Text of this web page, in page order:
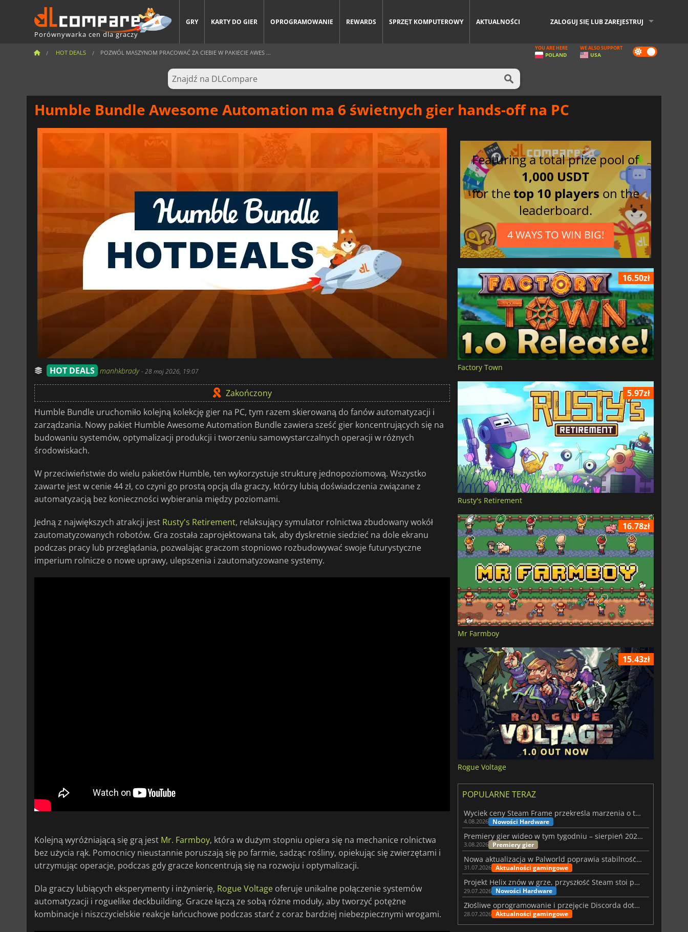
Porównywarka cen dla graczy
GRY KARTY DO GIER OPROGRAMOWANIE REWARDS SPRZĘT KOMPUTEROWY AKTUALNOŚCI ZALOGUJ SIĘ LUB ZAREJESTRUJ
HOT DEALS POZWÓL MASZYNOM PRACOWAĆ ZA CIEBIE W PAKIECIE AWES ... Dark
mode
YOU ARE HERE
POLAND
WE ALSO SUPPORT
USA
Humble Bundle Awesome Automation ma 6 świetnych gier hands-off na PC
HOT DEALS manhkbrady-28 maj 2026, 19:07
Zakończony
Humble Bundle uruchomiło kolejną kolekcję gier na PC, tym razem skierowaną do fanów automatyzacji i
zarządzania. Nowy pakiet Humble Awesome Automation Bundle zawiera sześć gier koncentrujących się na
budowaniu systemów, optymalizacji produkcji i tworzeniu samowystarczalnych operacji w różnych
środowiskach.
W przeciwieństwie do wielu pakietów Humble, ten wykorzystuje strukturę jednopoziomową. Wszystko
zawarte jest w cenie 44 zł, co czyni go prostą opcją dla graczy, którzy lubią doświadczenia związane z
automatyzacją bez konieczności wybierania między poziomami.
Jedną z największych atrakcji jest Rusty's Retirement, relaksujący symulator rolnictwa zbudowany wokół
zautomatyzowanych robotów. Gra została zaprojektowana tak, aby dyskretnie siedzieć na dole ekranu
podczas pracy lub przeglądania, pozwalając graczom stopniowo rozbudowywać swoje futurystyczne
imperium rolnicze o nowe uprawy, ulepszenia i zautomatyzowane systemy.
Kolejną wyróżniającą się grą jest Mr. Farmboy, która w dużym stopniu opiera się na mechanice rolnictwa
bez użycia rąk. Pomocnicy nieustannie poruszają się po farmie, sadząc rośliny, opiekując się zwierzętami i
utrzymując operacje, podczas gdy gracze koncentrują się na rozwoju i optymalizacji.
Dla graczy lubiących eksperymenty i inżynierię, Rogue Voltage oferuje unikalne połączenie systemów
automatyzacji i roguelike deckbuilding. Gracze łączą ze sobą różne moduły, aby tworzyć potężne
kombinacje i niszczycielskie reakcje łańcuchowe podczas starć z coraz bardziej niebezpiecznymi wrogami.
Featuring a total prize pool of
1,000 USDT
for thetop 10 players on the
leaderboard.
4 WAYS TO WIN BIG!
16.50zł
Factory Town
5.97zł
Rusty's Retirement
16.78zł
Mr Farmboy
15.43zł
Rogue Voltage
POPULARNE TERAZ
Wyciek ceny Steam Frame przekreśla marzenia o tanim zestawie VR
4.08.2026 Nowości Hardware
Premiery gier wideo w tym tygodniu – sierpień 2026 r. (32. tydzień)
3.08.2026 Premiery gier
Nowa aktualizacja w Palworld poprawia stabilność Sunreach i walk z bossami
31.07.2026 Aktualności gamingowe
Projekt Helix znów w grze, przyszłość Steam stoi pod znakiem zapytania
29.07.2026 Nowości Hardware
Złośliwe oprogramowanie i przejęcie Discorda dotknęły Meccha Chameleon
28.07.2026 Aktualności gamingowe